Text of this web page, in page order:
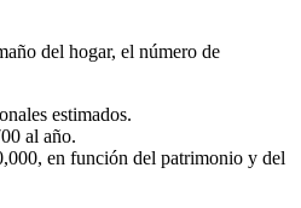
del hogar, el número de
estimados.
al año.
en función del patrimonio y del